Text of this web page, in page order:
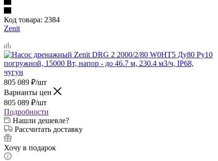
Код товара: 2384
Zenit
805 089 ₽/шт
Варианты цен
805 089 ₽/шт
Подробности
Нашли дешевле?
Рассчитать доставку
Хочу в подарок